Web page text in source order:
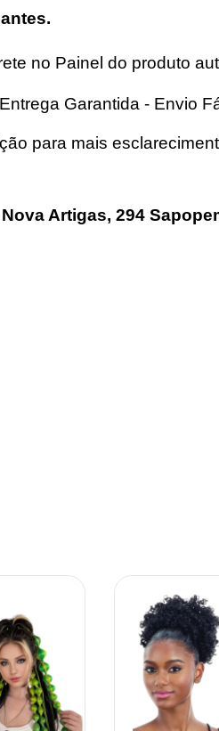
no Painel do produto
Garantida - Envio
para mais
Artigas, 294